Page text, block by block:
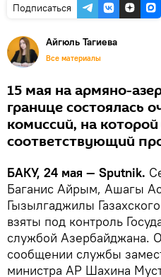
Подписаться
Айгюль Тагиева
Все материалы
15 мая на армяно-
границе состоялась
комиссий, на
соответствующий
БАКУ, 24 мая — Sputnik.
Баганис Айрым, Ашагы
Гызылгаджилы
взяты под контроль
службой Азербайджана.
сообщении службы
министра АР Шахина